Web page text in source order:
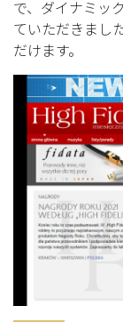
で、ダイナミッ
ていただきまし
だけます。